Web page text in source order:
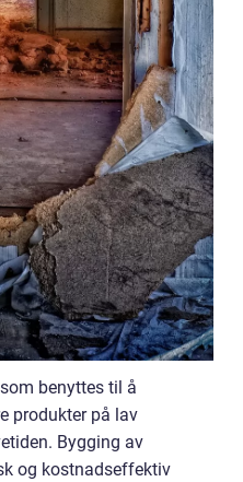
benyttes til å
produkter på lav
Bygging av
og kostnadseffektiv